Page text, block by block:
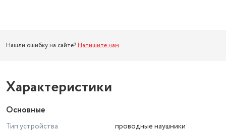
Нашли ошибку на сайте? Напишите нам.
Характеристики
Основные
Тип устройства
проводные наушники